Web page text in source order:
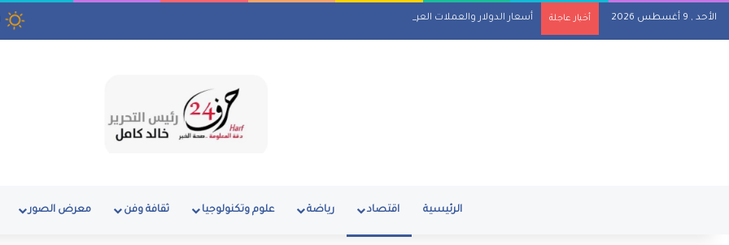
الأحد , 9 أغسطس 2026 أخبار عاجلة أسعار الدولار والعملات العربية والأجنبية مقابل الجنيه اليوم السبت 8 أغسطس 2026
الرئيسية اقتصاد رياضة علوم وتكنولوجيا ثقافة وفن معرض الصور